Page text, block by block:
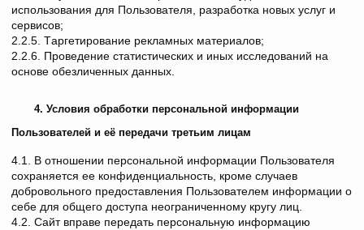
использования для Пользователя, разработка новых услуг и
сервисов;
2.2.5. Tаргетирование рекламных материалов;
2.2.6. Проведение статистических и иных исследований на
основе обезличенных данных.
4. Условия обработки персональной информации
Пользователей и её передачи третьим лицам
4.1. В отношении персональной информации Пользователя
сохраняется ее конфиденциальность, кроме случаев
добровольного предоставления Пользователем информации о
себе для общего доступа неограниченному кругу лиц.
4.2. Сайт вправе передать персональную информацию